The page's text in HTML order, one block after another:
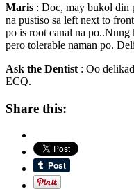
Maris : Doc, may bukol din
na pustiso sa left next to
po is root canal na
pero tolerable naman po.
Ask the Dentist : Oo
ECQ.
Share this: